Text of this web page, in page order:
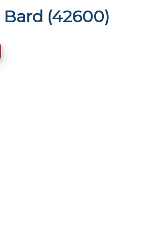
Bard (42600)